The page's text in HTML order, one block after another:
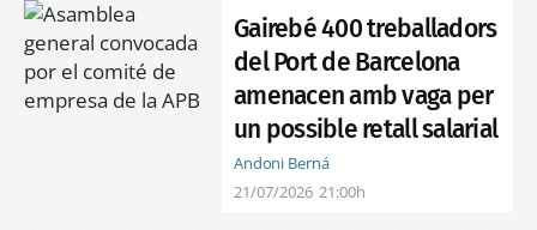
Gairebé 400 treballadors
del Port de Barcelona
amenacen amb vaga per
un possible retall salarial
Andoni Berná
21/07/2026 21:00h